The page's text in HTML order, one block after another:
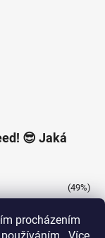
procházením
😎 Jaká
(49%)
(43%)